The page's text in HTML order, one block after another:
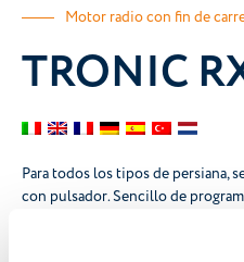
Motor radio con fin de
TRONIC
Para todos los tipos de persiana,
con pulsador. Sencillo de